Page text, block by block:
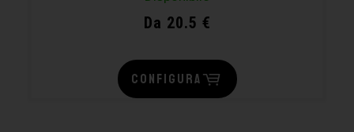
Da 20.5 €
CONFIGURA